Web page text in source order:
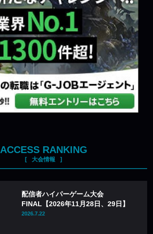
ACCESS RANKING
大会情報
配信者ハイパーゲーム大会
FINAL【2026年11月28日、29日】
2026.7.22